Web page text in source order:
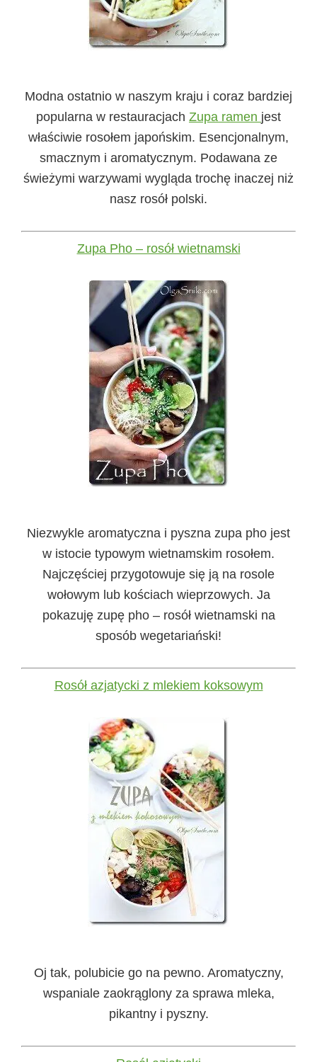
Modna ostatnio w naszym kraju i coraz bardziej
popularna w restauracjach Zupa ramen jest
właściwie rosołem japońskim. Esencjonalnym,
smacznym i aromatycznym. Podawana ze
świeżymi warzywami wygląda trochę inaczej niż
nasz rosół polski.
Zupa Pho – rosół wietnamski
Niezwykle aromatyczna i pyszna zupa pho jest
w istocie typowym wietnamskim rosołem.
Najczęściej przygotowuje się ją na rosole
wołowym lub kościach wieprzowych. Ja
pokazuję zupę pho – rosół wietnamski na
sposób wegetariański!
Rosół azjatycki z mlekiem koksowym
Oj tak, polubicie go na pewno. Aromatyczny,
wspaniale zaokrąglony za sprawa mleka,
pikantny i pyszny.